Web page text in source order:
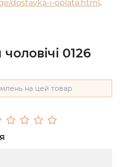
dostavka-i-oplata.html .
0126
на цей товар